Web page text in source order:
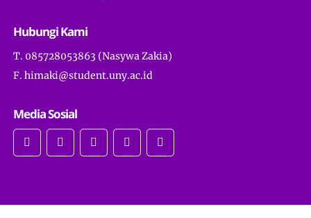
Hubungi Kami
T. 085728053863 (Nasywa Zakia)
F. himaki@student.uny.ac.id
Media Sosial